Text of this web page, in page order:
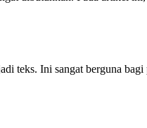
teks. Ini sangat berguna